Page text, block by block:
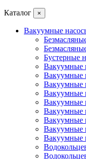
Каталог ×
Вакуумные
Бустерные
Вакуумные
Вакуумные
Вакуумные
Вакуумные
Вакуумные
Вакуумные
Вакуумные
Вакуумные
Вакуумные